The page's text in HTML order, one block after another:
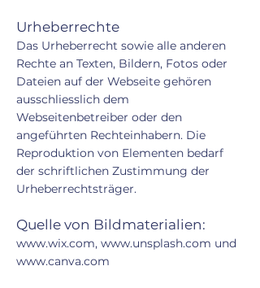
Urheberrechte
Das Urheberrecht sowie alle anderen
Rechte an Texten, Bildern, Fotos oder
Dateien auf der Webseite gehören
ausschliesslich dem
Webseitenbetreiber oder den
angeführten Rechteinhabern. Die
Reproduktion von Elementen bedarf
der schriftlichen Zustimmung der
Urheberrechtsträger.
Quelle von Bildmaterialien:
www.wix.com, www.unsplash.com und
www.canva.com